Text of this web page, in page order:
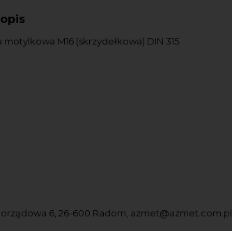
M16 (skrzydełkowa) DIN 315
6, 26-600 Radom, azmet@azmet.com.pl